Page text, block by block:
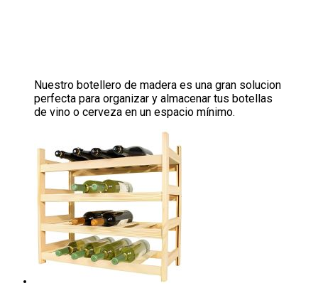
Nuestro botellero de madera es una gran solucion
perfecta para organizar y almacenar tus botellas
de vino o cerveza en un espacio mínimo.